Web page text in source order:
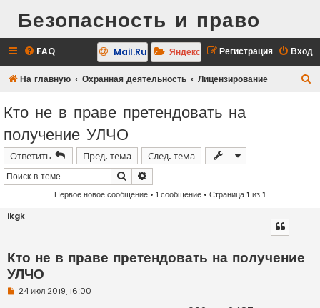
Безопасность и право
FAQ Вход
Регистрация
Mail.Ru Яндекс
На главную Охранная деятельность Лицензирование
Кто не в праве претендовать на
получение УЛЧО
Ответить Пред. тема
След. тема
Поиск
Первое новое сообщение • 1 сообщение • Страница1 из1
ikgk
Кто не в праве претендовать на получение
УЛЧО
Н24 июл 2019, 16:00